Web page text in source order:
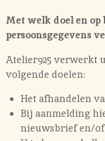
Met welk doel en op
persoonsgegevens
Atelier925 verwerkt
volgende doelen:
Het afhandelen
Bij aanmelding
nieuwsbrief en/